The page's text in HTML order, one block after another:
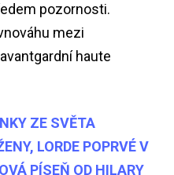
pozornosti.
mezi
haute
ZE SVĚTA
LORDE POPRVÉ V
PÍSEŇ OD HILARY